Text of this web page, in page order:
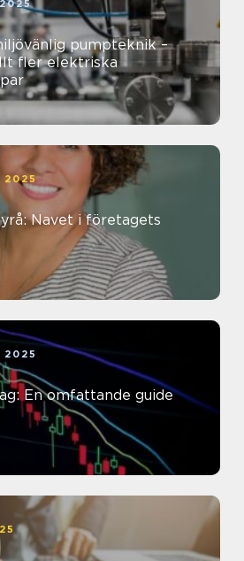
pumpteknik –
fler elektriska
2025
Navet i företagets
En omfattande guide